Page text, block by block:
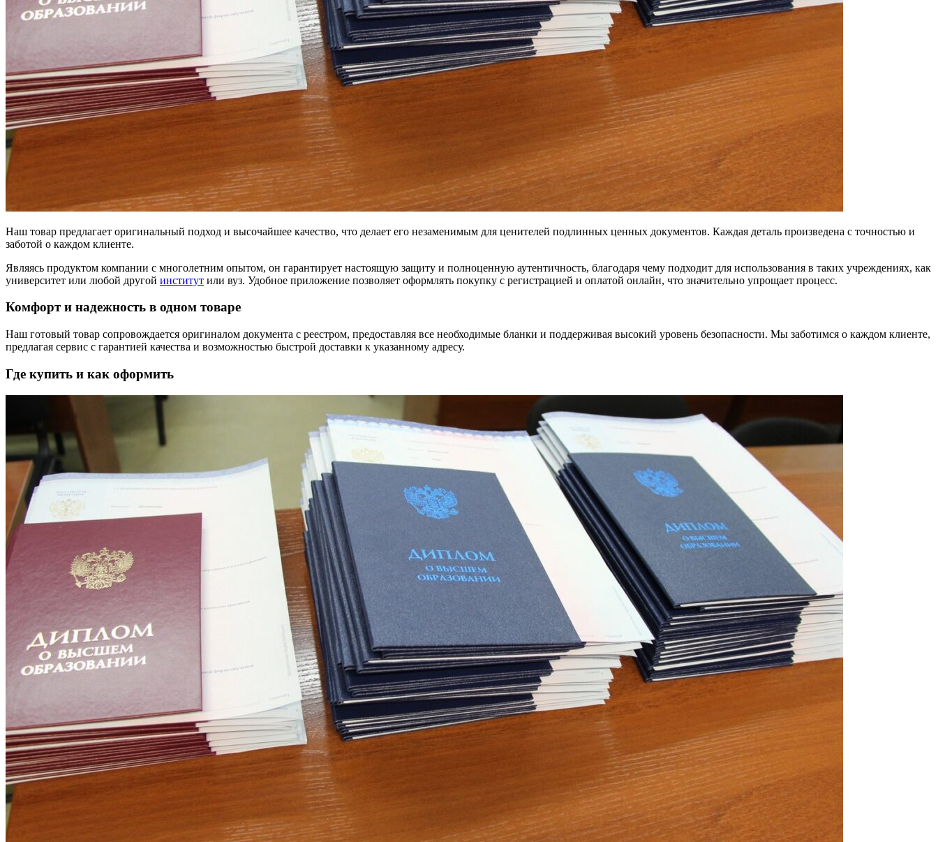
Наш товар предлагает оригинальный подход и высочайшее качество, что делает его незаменимым для ценителей подлинных ценных документов. Каждая деталь произведена с точностью и
заботой о каждом клиенте.
Являясь продуктом компании с многолетним опытом, он гарантирует настоящую защиту и полноценную аутентичность, благодаря чему подходит для использования в таких учреждениях, как
университет или любой другой институт или вуз. Удобное приложение позволяет оформлять покупку с регистрацией и оплатой онлайн, что значительно упрощает процесс.
Комфорт и надежность в одном товаре
Наш готовый товар сопровождается оригиналом документа с реестром, предоставляя все необходимые бланки и поддерживая высокий уровень безопасности. Мы заботимся о каждом клиенте,
предлагая сервис с гарантией качества и возможностью быстрой доставки к указанному адресу.
Где купить и как оформить